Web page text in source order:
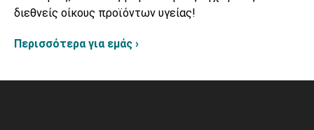
διεθνείς οίκους προϊόντων υγείας!
Περισσότερα για εμάς ›